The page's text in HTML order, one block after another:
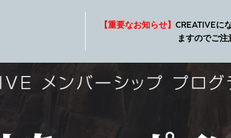
ショップ
【重要なお知らせ】CREATIVEに
ますのでご